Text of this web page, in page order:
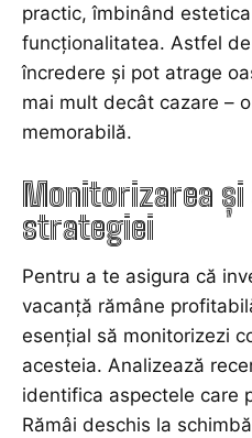
practic, îmbinând
funcționalitatea. Astfel
încredere și pot atrage
mai mult decât cazare –
memorabilă.
Monitorizarea și
strategiei
Pentru a te asigura că
vacanță rămâne
esențial să monitorizezi
acesteia. Analizează
identifica aspectele care
Rămâi deschis la